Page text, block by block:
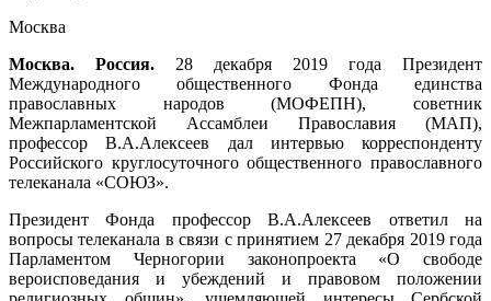
Москва
Москва. Россия. 28 декабря 2019 года Президент
Международного общественного Фонда единства
православных народов (МОФЕПН), советник
Межпарламентской Ассамблеи Православия (МАП),
профессор В.А.Алексеев дал интервью корреспонденту
Российского круглосуточного общественного православного
телеканала «СОЮЗ».
Президент Фонда профессор В.А.Алексеев ответил на
вопросы телеканала в связи с принятием 27 декабря 2019 года
Парламентом Черногории законопроекта «О свободе
вероисповедания и убеждений и правовом положении